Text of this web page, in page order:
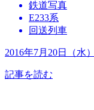
鉄道写真
E233系
回送列車
2016年7月20日（水
記事を読む